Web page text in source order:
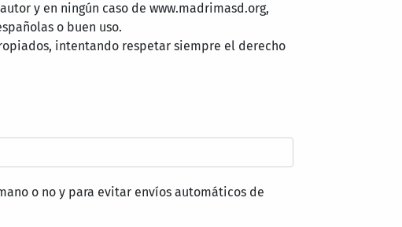
y en ningún caso de www.madrimasd.org,
o buen uso.
intentando respetar siempre el derecho
o no y para evitar envíos automáticos de